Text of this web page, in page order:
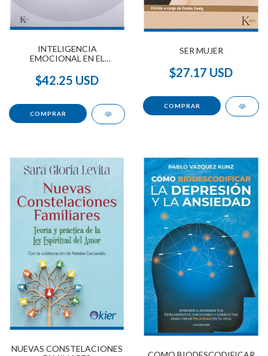
INTELIGENCIA
EMOCIONAL EN EL
$42.25 USD
SER MUJER
$27.17 USD
NUEVAS CONSTELACIONES